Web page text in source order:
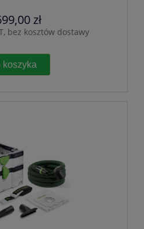
zł
bez kosztów dostawy
koszyka